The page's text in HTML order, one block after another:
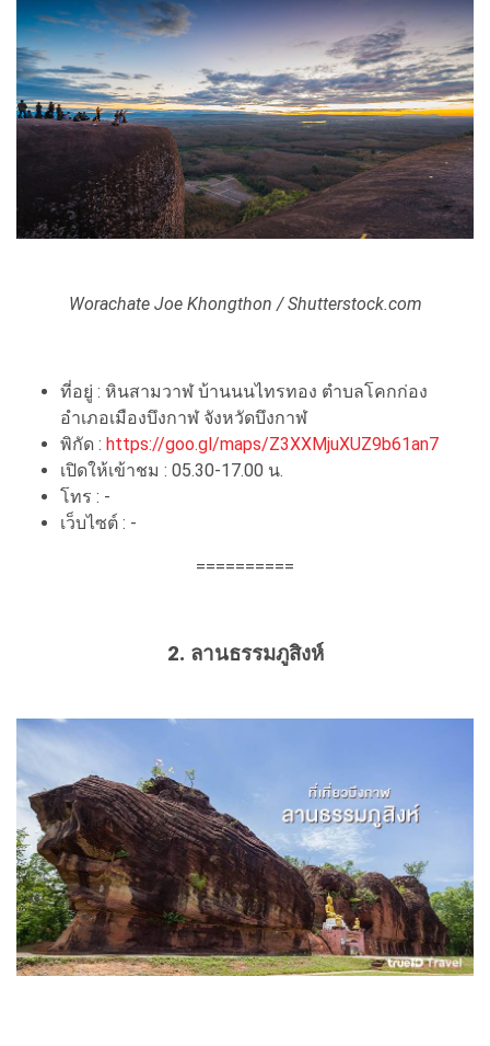
Worachate Joe Khongthon / Shutterstock.com
ที่อยู่ : หินสามวาฬ บ้านนนไทรทอง ตำบลโคกก่อง
อำเภอเมืองบึงกาฬ จังหวัดบึงกาฬ
พิกัด : https://goo.gl/maps/Z3XXMjuXUZ9b61an7
เปิดให้เข้าชม : 05.30-17.00 น.
โทร : -
เว็บไซต์ : -
==========
2. ลานธรรมภูสิงห์